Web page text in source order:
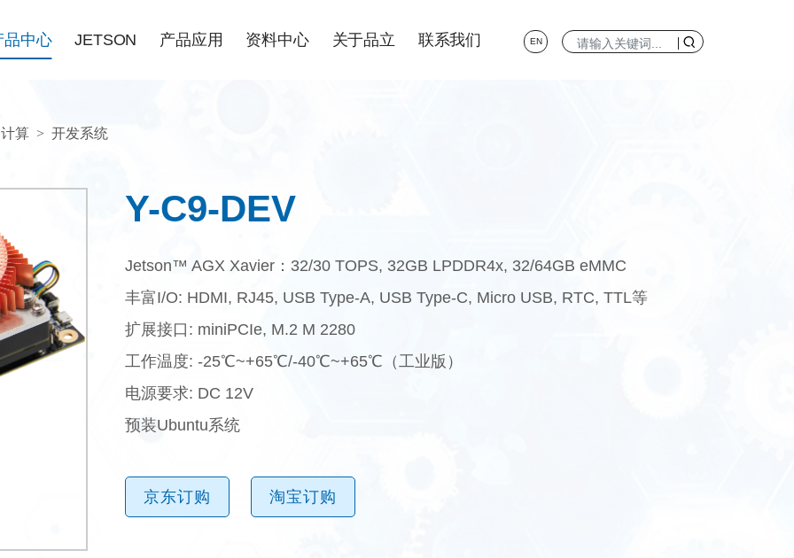
品中心 JETSON 产品应用 资料中心 关于品立 联系我们 EN
算 > 开发系统
Y-C9-DEV
Jetson™ AGX Xavier：32/30 TOPS, 32GB LPDDR4x, 32/64GB eMMC
丰富I/O: HDMI, RJ45, USB Type-A, USB Type-C, Micro USB, RTC, TTL等
扩展接口: miniPCIe, M.2 M 2280
工作温度: -25℃~+65℃/-40℃~+65℃（工业版）
电源要求: DC 12V
预装Ubuntu系统
京东订购 淘宝订购